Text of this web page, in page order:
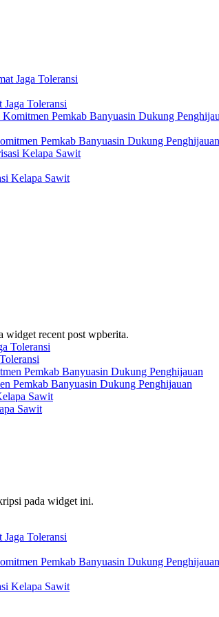
Toleransi
Pemkab Banyuasin Dukung Penghijauan
Kelapa Sawit
widget recent post wpberita.
Pemkab Banyuasin Dukung Penghijauan
Sawit
pada widget ini.
Toleransi
Pemkab Banyuasin Dukung Penghijauan
Kelapa Sawit